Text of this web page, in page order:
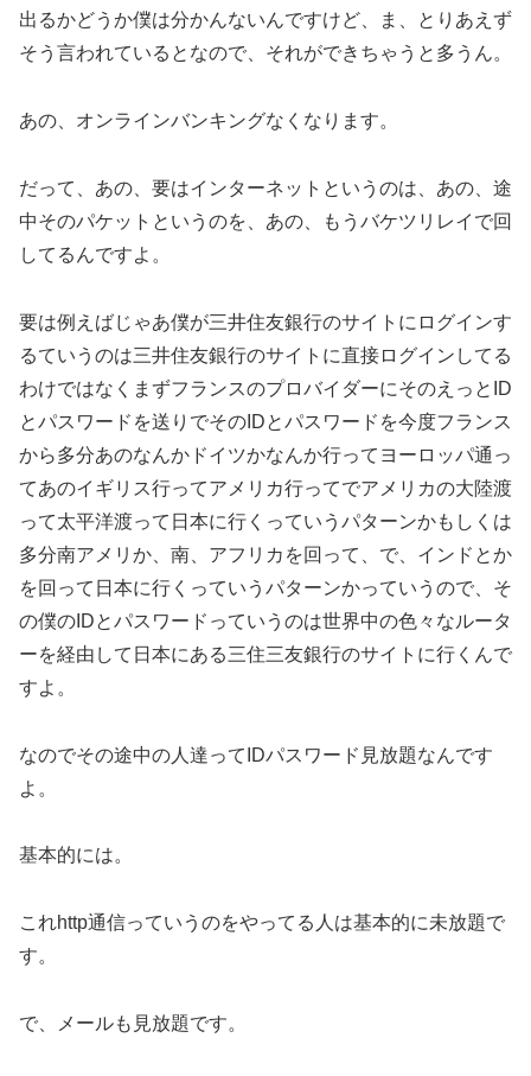
出るかどうか僕は分かんないんですけど、ま、とりあえず
そう言われているとなので、それができちゃうと多うん。
あの、オンラインバンキングなくなります。
だって、あの、要はインターネットというのは、あの、途
中そのパケットというのを、あの、もうバケツリレイで回
してるんですよ。
要は例えばじゃあ僕が三井住友銀行のサイトにログインす
るていうのは三井住友銀行のサイトに直接ログインしてる
わけではなくまずフランスのプロバイダーにそのえっとID
とパスワードを送りでそのIDとパスワードを今度フランス
から多分あのなんかドイツかなんか行ってヨーロッパ通っ
てあのイギリス行ってアメリカ行ってでアメリカの大陸渡
って太平洋渡って日本に行くっていうパターンかもしくは
多分南アメリか、南、アフリカを回って、で、インドとか
を回って日本に行くっていうパターンかっていうので、そ
の僕のIDとパスワードっていうのは世界中の色々なルータ
ーを経由して日本にある三住三友銀行のサイトに行くんで
すよ。
なのでその途中の人達ってIDパスワード見放題なんです
よ。
基本的には。
これhttp通信っていうのをやってる人は基本的に未放題で
す。
で、メールも見放題です。